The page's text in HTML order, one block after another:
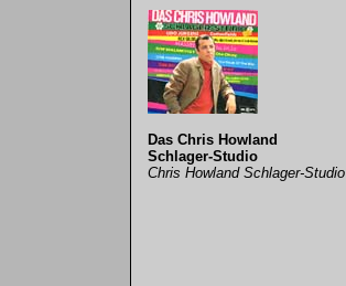
Das Chris Howland
Schlager-Studio
Chris Howland Schlager-Studio